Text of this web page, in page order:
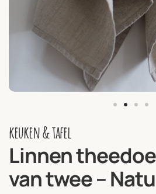
keuken & tafel
Linnen
van twee –